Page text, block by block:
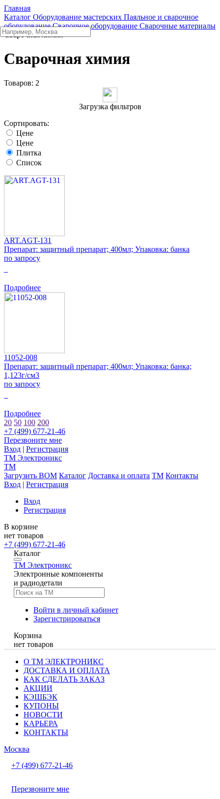
Главная
Каталог Оборудование мастерских Паяльное и сварочное
оборудование Сварочное оборудование Сварочные материалы
Сварочная химия
Сварочная химия
Товаров: 2
Загрузка фильтров
Сортировать:
Цене
Цене
Плитка
Список
ART.AGT-131
Препарат: защитный препарат; 400мл; Упаковка: банка
по запросу
Подробнее
11052-008
Препарат: защитный препарат; 400мл; Упаковка: банка;
1,123г/см3
по запросу
Подробнее
20 50 100 200
+7 (499) 677-21-46
Перезвоните мне
Вход | Регистрация
TM Электроникс
TM
Загрузить BOM Каталог Доставка и оплата TM Контакты
Вход | Регистрация
Вход
Регистрация
В корзине
нет товаров
+7 (499) 677-21-46
Каталог
TM Электроникс
Электронные компоненты
и радиодетали
Войти в личный кабинет
Зарегистрироваться
Корзина
нет товаров
О ТМ ЭЛЕКТРОНИКС
ДОСТАВКА И ОПЛАТА
КАК СДЕЛАТЬ ЗАКАЗ
АКЦИИ
КЭШБЭК
КУПОНЫ
НОВОСТИ
КАРЬЕРА
КОНТАКТЫ
Москва
+7 (499) 677-21-46
Перезвоните мне